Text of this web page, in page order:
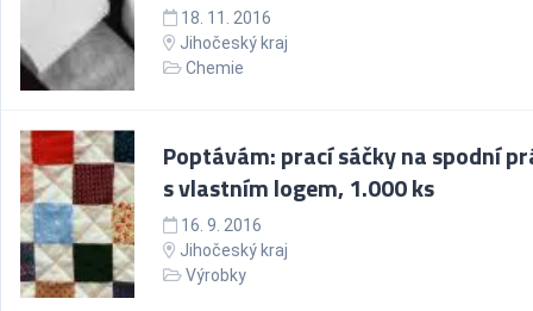
18. 11. 2016
Jihočeský kraj
Chemie
Poptávám: prací sáčky na spodní
s vlastním logem, 1.000 ks
16. 9. 2016
Jihočeský kraj
Výrobky